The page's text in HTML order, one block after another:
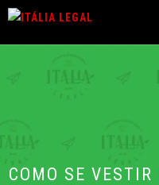
Pular
COMO SE VESTIR